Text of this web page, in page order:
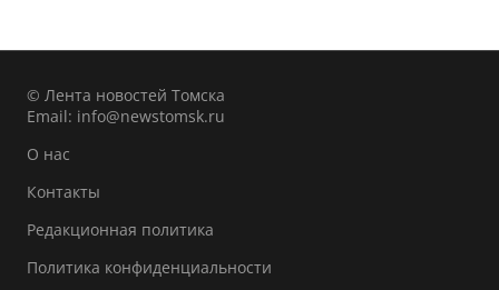
© Лента новостей Томска
Email: info@newstomsk.ru
О нас
Контакты
Редакционная политика
Политика конфиденциальности